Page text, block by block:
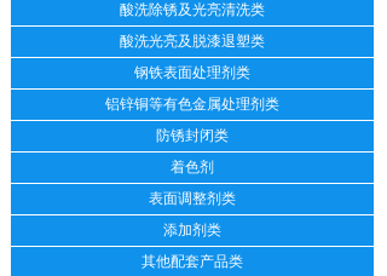
酸洗除锈及光亮清洗类
酸洗光亮及脱漆退塑类
钢铁表面处理剂类
铝锌铜等有色金属处理剂类
防锈封闭类
着色剂
表面调整剂类
添加剂类
其他配套产品类